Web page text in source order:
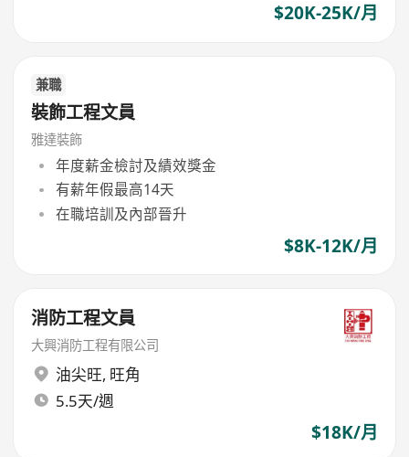
$20K-25K/月
兼職
裝飾工程文員
雅達裝飾
年度薪金檢討及績效獎金
有薪年假最高14天
在職培訓及內部晉升
$8K-12K/月
消防工程文員
大興消防工程有限公司
油尖旺, 旺角
5.5天/週
$18K/月